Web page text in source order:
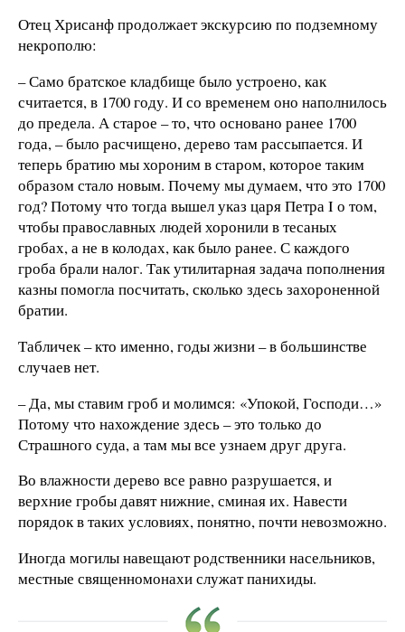
Отец Хрисанф продолжает экскурсию по подземному
некрополю:
– Само братское кладбище было устроено, как
считается, в 1700 году. И со временем оно наполнилось
до предела. А старое – то, что основано ранее 1700
года, – было расчищено, дерево там рассыпается. И
теперь братию мы хороним в старом, которое таким
образом стало новым. Почему мы думаем, что это 1700
год? Потому что тогда вышел указ царя Петра I о том,
чтобы православных людей хоронили в тесаных
гробах, а не в колодах, как было ранее. С каждого
гроба брали налог. Так утилитарная задача пополнения
казны помогла посчитать, сколько здесь захороненной
братии.
Табличек – кто именно, годы жизни – в большинстве
случаев нет.
– Да, мы ставим гроб и молимся: «Упокой, Господи…»
Потому что нахождение здесь – это только до
Страшного суда, а там мы все узнаем друг друга.
Во влажности дерево все равно разрушается, и
верхние гробы давят нижние, сминая их. Навести
порядок в таких условиях, понятно, почти невозможно.
Иногда могилы навещают родственники насельников,
местные священномонахи служат панихиды.